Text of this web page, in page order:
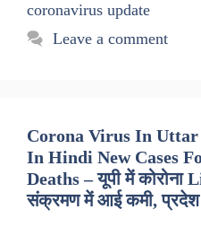
coronavirus update
Leave a comment
Corona Virus In Uttar
In Hindi New Cases
Deaths – यूपी में कोरोना
संक्रमण में आई कमी, प्रदेश